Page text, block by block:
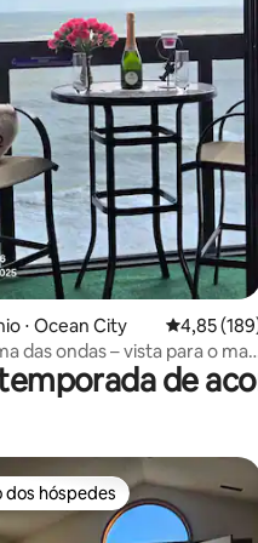
de 5, 136 avaliações
⋅ Ocean City 4,85 de
4,85
das ondas – vista para o mar
no terraçode
dos hóspedes
dos hóspedes